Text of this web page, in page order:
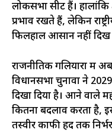
लोकसभा सीटें हैं।
प्रभाव रखते हैं, लेकिन
फिलहाल आसान नहीं दिख
राजनीतिक गलियारों में
विधानसभा चुनावों ने 2029
दिखा दिया है। आने वाले
कितना बदलाव करता है,
तस्वीर काफी हद तक